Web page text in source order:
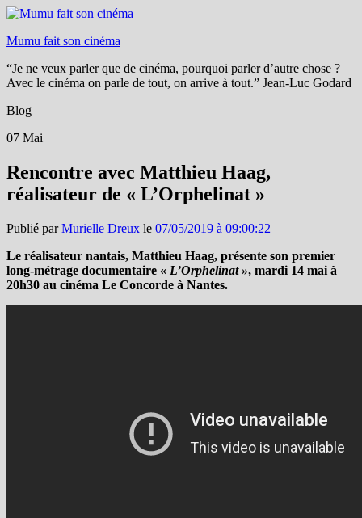
Mumu fait son cinéma
“Je ne veux parler que de cinéma, pourquoi parler d’autre chose ?
Avec le cinéma on parle de tout, on arrive à tout.” Jean-Luc Godard
Blog
07 Mai
Rencontre avec Matthieu Haag,
réalisateur de « L’Orphelinat »
Publié parMurielle Dreux le 07/05/2019 à 09:00:22
Le réalisateur nantais, Matthieu Haag, présente son premier
long-métrage documentaire « L’Orphelinat », mardi 14 mai à
20h30 au cinéma Le Concorde à Nantes.